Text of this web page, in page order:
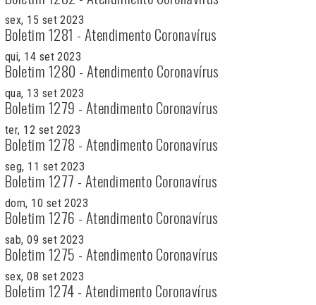
sex, 15 set 2023
Boletim 1281 - Atendimento Coronavírus
qui, 14 set 2023
Boletim 1280 - Atendimento Coronavírus
qua, 13 set 2023
Boletim 1279 - Atendimento Coronavírus
ter, 12 set 2023
Boletim 1278 - Atendimento Coronavírus
seg, 11 set 2023
Boletim 1277 - Atendimento Coronavírus
dom, 10 set 2023
Boletim 1276 - Atendimento Coronavírus
sab, 09 set 2023
Boletim 1275 - Atendimento Coronavírus
sex, 08 set 2023
Boletim 1274 - Atendimento Coronavírus